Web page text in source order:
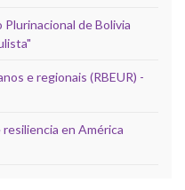
de Bolivia
e regionais (RBEUR) -
en América